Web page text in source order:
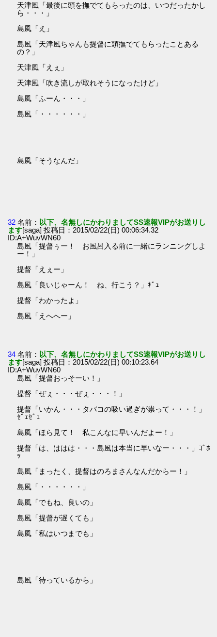
天津風「最後に頭を撫でてもらったのは、いつだったかし
ら・・・」
島風「え」
島風「天津風ちゃんも提督に頭撫でてもらったことある
の？」
天津風「えぇ」
天津風「吹き流しが取れそうになったけど」
島風「ふーん・・・」
島風「・・・・・・」
島風「そうなんだ」
32 名前： 以下、名無しにかわりましてSS速報VIPがお送りし
ます[saga] 投稿日：2015/02/22(日) 00:06:34.32
ID:A+WuvWN60
島風「提督ぅー！ お風呂入る前に一緒にランニングしよ
ー！」
提督「えぇー」
島風「良いじゃーん！ ね、行こう？」ｷﾞｭ
提督「わかったよ」
島風「えへへー」
34 名前： 以下、名無しにかわりましてSS速報VIPがお送りし
ます[saga] 投稿日：2015/02/22(日) 00:10:23.64
ID:A+WuvWN60
島風「提督おっそーい！」
提督「ぜぇ・・・ぜぇ・・・！」
提督「いかん・・・タバコの吸い過ぎが祟って・・・！」
ｾﾞｪｾﾞｪ
島風「ほら見て！ 私こんなに早いんだよー！」
提督「は、ははは・・・島風は本当に早いなー・・・」ｺﾞﾎ
ｯ
島風「まったく、提督はのろまさんなんだからー！」
島風「・・・・・・」
島風「でもね、良いの」
島風「提督が遅くても」
島風「私はいつまでも」
島風「待っているから」